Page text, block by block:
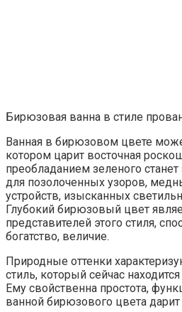
Бирюзовая ванна в стиле
Ванная в бирюзовом цвете
котором царит восточная
преобладанием зеленого
для позолоченных узоров,
устройств, изысканных
Глубокий бирюзовый цвет
представителей этого стиля,
богатство, величие.
Природные оттенки
стиль, который сейчас
Ему свойственна простота,
ванной бирюзового цвета дарит